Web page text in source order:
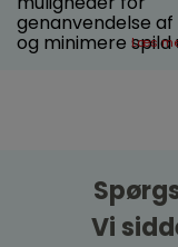
genanvendelse
og minimere spild
Læs
Vi